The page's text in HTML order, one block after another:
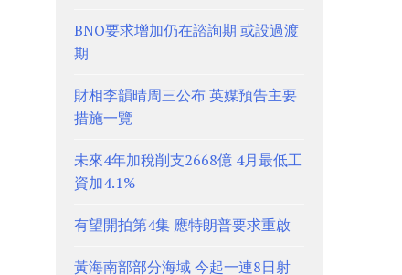
BNO要求增加仍在諮詢期 或設過渡
期
財相李韻晴周三公布 英媒預告主要
措施一覽
未來4年加稅削支2668億 4月最低工
資加4.1%
有望開拍第4集 應特朗普要求重啟
黃海南部部分海域 今起一連8日射